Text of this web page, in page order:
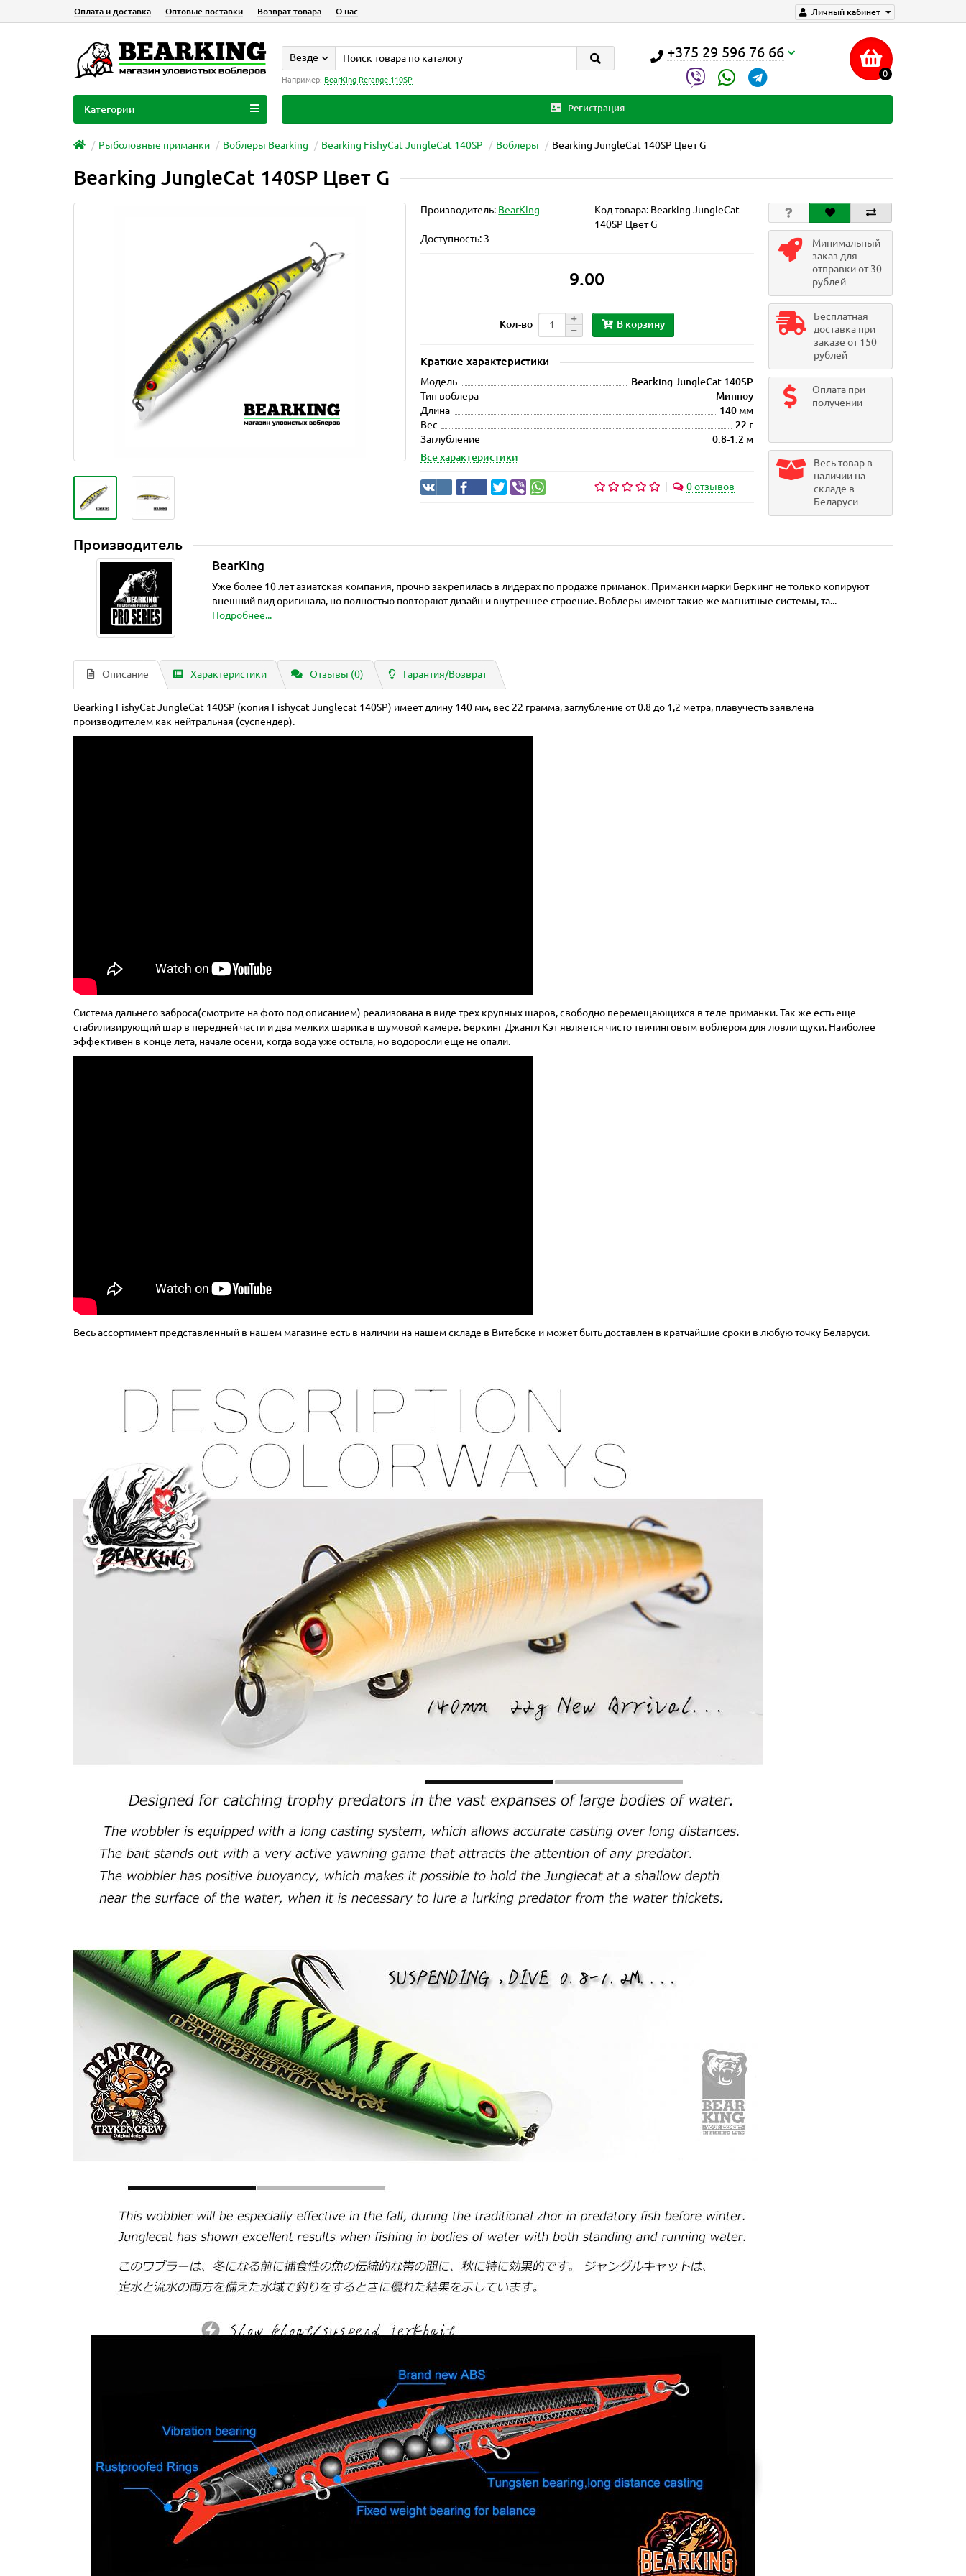
Личный кабинет
Оплата и доставка Оптовые поставки Возврат товара О нас
+375 29 596 76 66
0
Везде
Например: BearKing Rerange 110SP
Регистрация
Категории
Рыболовные приманки Воблеры Bearking Bearking FishyCat JungleCat 140SP Воблеры Bearking JungleCat 140SP Цвет G
Bearking JungleCat 140SP Цвет G
Производитель: BearKing Код товара: Bearking JungleCat
140SP Цвет G
Доступность: 3
9.00
Кол-во В корзину
Краткие характеристики
Модель
Bearking JungleCat 140SP
Тип воблера
Минноу
Длина
140 мм
Вес
22 г
Заглубление
0.8-1.2 м
Все характеристики
0 отзывов
Минимальный
заказ для
отправки от 30
рублей
Бесплатная
доставка при
заказе от 150
рублей
Оплата при
получении
Весь товар в
наличии на
складе в
Беларуси
Производитель
BearKing
Уже более 10 лет азиатская компания, прочно закрепилась в лидерах по продаже приманок. Приманки марки Беркинг не только копируют
внешний вид оригинала, но полностью повторяют дизайн и внутреннее строение. Воблеры имеют такие же магнитные системы, та...
Подробнее...
Описание Характеристики Отзывы (0) Гарантия/Возврат
Bearking FishyCat JungleCat 140SP (копия Fishycat Junglecat 140SP) имеет длину 140 мм, вес 22 грамма, заглубление от 0.8 до 1,2 метра, плавучесть заявлена
производителем как нейтральная (суспендер).
Система дальнего заброса(смотрите на фото под описанием) реализована в виде трех крупных шаров, свободно перемещающихся в теле приманки. Так же есть еще
стабилизирующий шар в передней части и два мелких шарика в шумовой камере. Беркинг Джангл Кэт является чисто твичинговым воблером для ловли щуки. Наиболее
эффективен в конце лета, начале осени, когда вода уже остыла, но водоросли еще не опали.
Весь ассортимент представленный в нашем магазине есть в наличии на нашем складе в Витебске и может быть доставлен в кратчайшие сроки в любую точку Беларуси.